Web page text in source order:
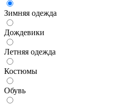
Зимняя одежда
Дождевики
Летняя одежда
Костюмы
Обувь